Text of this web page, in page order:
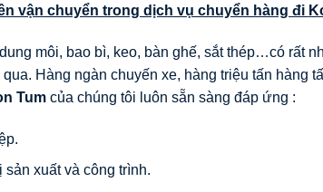
vận chuyển trong dịch vụ chuyển hàng đi
môi, bao bì, keo, bàn ghế, sắt thép…có rất
Hàng ngàn chuyến xe, hàng triệu tấn hàng
Tum của chúng tôi luôn sẵn sàng đáp ứng :
xuất và công trình.